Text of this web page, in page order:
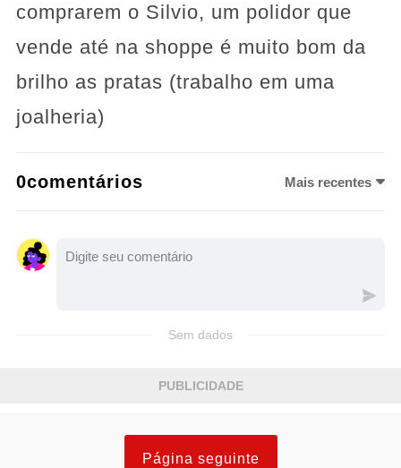
comprarem o Silvio, um polidor que
vende até na shoppe é muito bom da
brilho as pratas (trabalho em uma
joalheria)
0comentários Mais recentes
Sem dados
PUBLICIDADE
Página seguinte